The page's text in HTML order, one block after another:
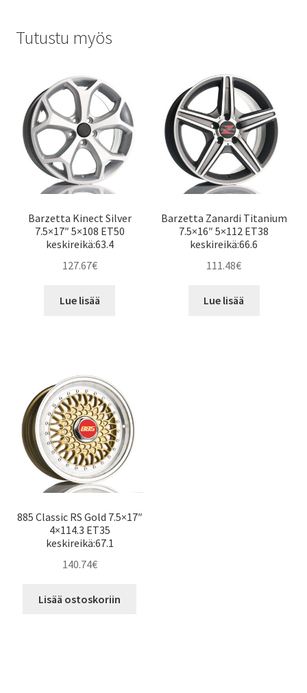
Tutustu myös
Barzetta Kinect Silver
7.5×17″ 5×108 ET50
keskireikä:63.4
127.67€
Lue lisää
Barzetta Zanardi Titanium
7.5×16″ 5×112 ET38
keskireikä:66.6
111.48€
Lue lisää
885 Classic RS Gold 7.5×17″
4×114.3 ET35
keskireikä:67.1
140.74€
Lisää ostoskoriin